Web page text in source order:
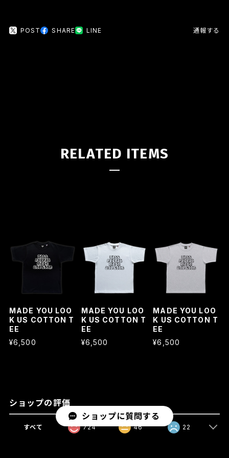
POST SHARE LINE 通報する
RELATED ITEMS
MADE YOU LOO
K US COTTON T
EE
¥6,500
MADE YOU LOO
K US COTTON T
EE
¥6,500
MADE YOU LOO
K US COTTON T
EE
¥6,500
ショップの評価
すべて 724 46 22
ショップに質問する